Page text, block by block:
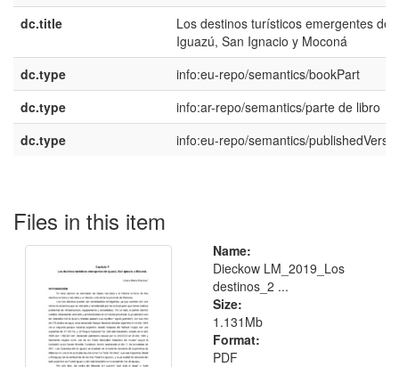
dc.title
Los destinos turísticos emergentes de
Iguazú, San Ignacio y Moconá
dc.type
info:eu-repo/semantics/bookPart
dc.type
info:ar-repo/semantics/parte de libro
dc.type
info:eu-repo/semantics/
Files in this item
Name:
Dieckow LM_2019_Los
destinos_2 ...
Size:
1.131Mb
Format:
PDF